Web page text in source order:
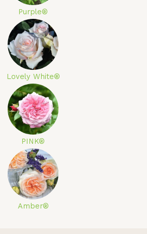
Purple®
Lovely White®
PINK®
Amber®